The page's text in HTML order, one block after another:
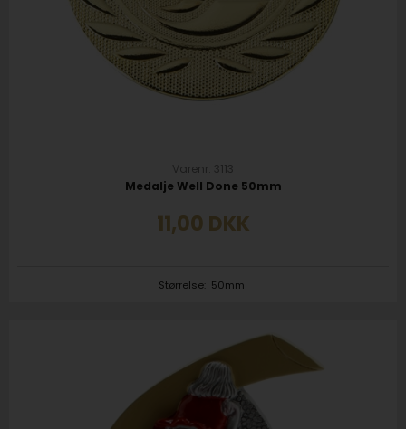
Varenr. 3113
Medalje Well Done 50mm
11,00 DKK
Størrelse: 50mm